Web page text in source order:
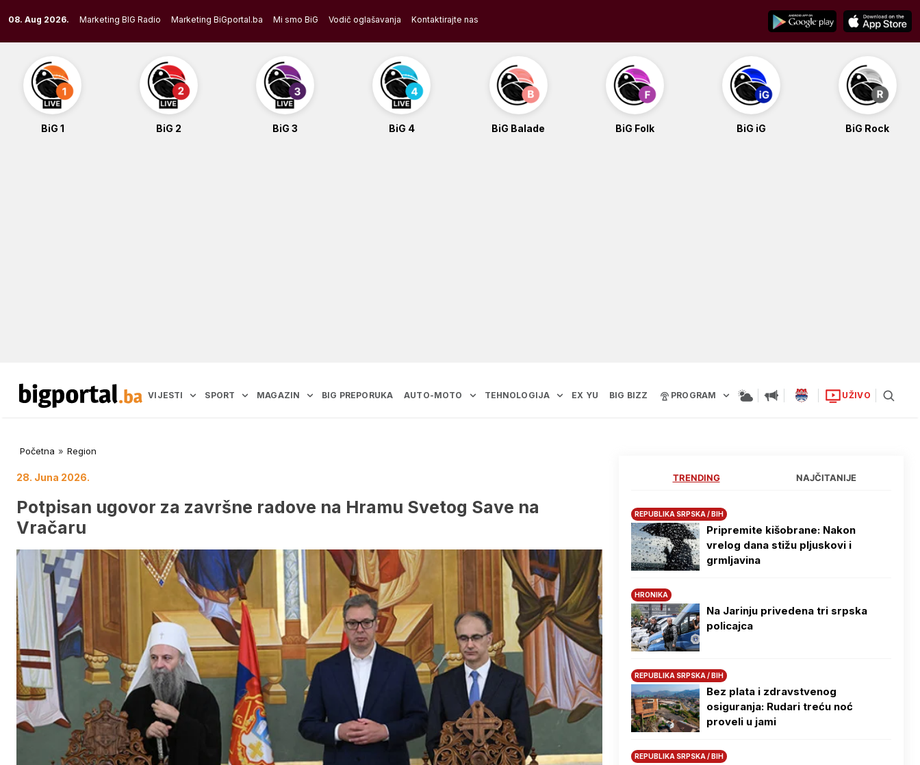
to
content
08. Aug 2026. Marketing BIG Radio Marketing BiGportal.ba Mi smo BiG Vodič oglašavanja Kontaktirajte nas
BiG 1 BiG 2 BiG 3 BiG 4 BiG Balade BiG Folk BiG iG BiG Rock
VIJESTI SPORT MAGAZIN BIG PREPORUKA AUTO-MOTO TEHNOLOGIJA EX YU BIG BIZZ PROGRAM UŽIVO
Početna » Region
28. Juna 2026.
Potpisan ugovor za završne radove na Hramu Svetog Save na
Vračaru
TRENDING NAJČITANIJE
REPUBLIKA SRPSKA / BIH
Pripremite kišobrane: Nakon
vrelog dana stižu pljuskovi i
grmljavina
HRONIKA
Na Јarinju privedena tri srpska
policajca
REPUBLIKA SRPSKA / BIH
Bez plata i zdravstvenog
osiguranja: Rudari treću noć
proveli u jami
REPUBLIKA SRPSKA / BIH